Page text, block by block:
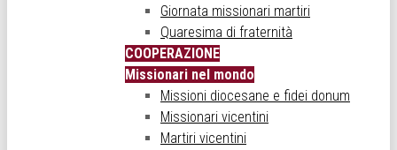
Giornata missionari martiri
Quaresima di fraternità
COOPERAZIONE
Missionari nel mondo
Missioni diocesane e fidei donum
Missionari vicentini
Martiri vicentini